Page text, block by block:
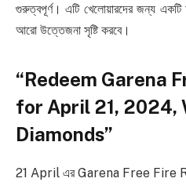
গুরুত্বপূর্ণ। এটি খেলোয়ারদের জন্য একটি
আরো উত্তেজনা সৃষ্টি করবে।
“Redeem Garena
for April 21, 2024,
Diamonds”
21 April এর Garena Free Fire